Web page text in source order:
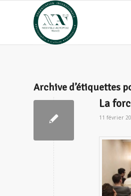
Archive d’étiquettes
La
11 février